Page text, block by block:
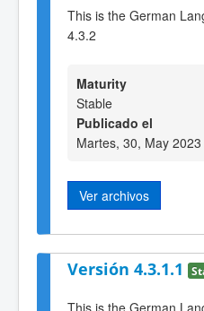
This is the German
4.3.2
Maturity
Stable
Publicado el
Martes, 30, May
Ver archivos
Versión 4.3.1.1
This is the German